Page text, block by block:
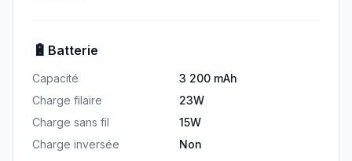
🔋 Batterie
Capacité
3 200 mAh
Charge filaire
23W
Charge sans fil
15W
Charge inversée
Non